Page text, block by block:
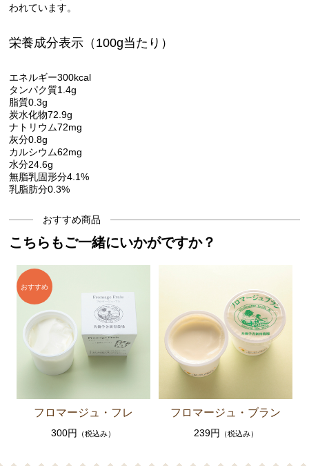
われています。
栄養成分表示（100g当たり）
エネルギー300kcal
タンパク質1.4g
脂質0.3g
炭水化物72.9g
ナトリウム72mg
灰分0.8g
カルシウム62mg
水分24.6g
無脂乳固形分4.1%
乳脂肪分0.3%
おすすめ商品
こちらもご一緒にいかがですか？
フロマージュ・フレ
300円 （税込み）
フロマージュ・ブラン
239円 （税込み）